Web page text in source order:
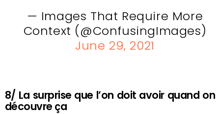
— Images That Require More
Context (@ConfusingImages)
June 29, 2021
8/ La surprise que l’on doit avoir quand on
découvre ça